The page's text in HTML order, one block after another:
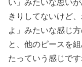
い」みたいな思い
きりしてないけど
よ」みたいな感じ
と、他のピースを
たっていう感じで